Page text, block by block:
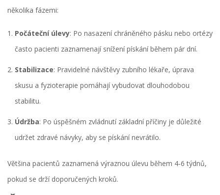
několika fázemi:
Počáteční úlevy: Po nasazení chráněného pásku nebo ortézy
často pacienti zaznamenají snížení pískání během pár dní.
Stabilizace: Pravidelné návštěvy zubního lékaře, úprava
skusu a fyzioterapie pomáhají vybudovat dlouhodobou
stabilitu.
Údržba: Po úspěšném zvládnutí základní příčiny je důležité
udržet zdravé návyky, aby se pískání nevrátilo.
Většina pacientů zaznamená výraznou úlevu během 4‑6 týdnů,
pokud se drží doporučených kroků.